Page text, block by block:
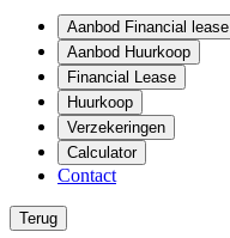
Aanbod Financial lease
Aanbod Huurkoop
Financial Lease
Huurkoop
Verzekeringen
Calculator
Contact
Terug